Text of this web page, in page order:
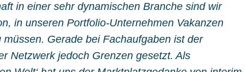
in einer sehr dynamischen Branche sind wir
in unseren Portfolio-Unternehmen Vakanzen
Gerade bei Fachaufgaben ist der
Netzwerk jedoch Grenzen gesetzt. Als